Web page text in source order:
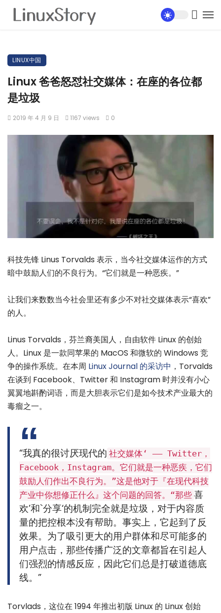
LINUX中国
Linux 爸爸怒怼社交媒体：在座的各位都
是垃圾
2019 年 4 月 9 日 1167 views 0
科技先锋 Linus Torvalds 表示，当今社交媒体运作的方式
暗中鼓励人们的不良行为。“它们就是一种恶疾。”
让我们来数数当今社会里还有多少不对社交媒体表示“喜欢”
的人。
Linus Torvalds，芬兰裔美国人，自由软件 Linux 的创始
人。Linux 是一款同苹果的 MacOS 和微软的 Windows 竞
争的操作系统。在本周 Linux Journal 的采访中 ，Torvalds
在谈到 Facebook、Twitter 和 Instagram 时并没有小心
翼翼地斟酌词语，而是大胆表示它们是如今技术产业最大的
毒瘤之一。
“我真的很讨厌现代的 社交媒体‘ —— Twitter，
Facebook，Instagram。它们就是一种恶疾，它们
鼓励人们作出不良行为。”这是他对于『在现代科技
产业中你想修正什么』这个问题的回答。“那些 喜
欢’和`分享‘的机制完全就是垃圾，对于内容质
量的把控根本没有帮助。事实上，它起到了反
效果。为了吸引更大的用户群体和尽可能多的
用户点击，那些传播广泛的文章都旨在引起人
们强烈的情感反应，因此它们总是打破道德底
线。”
Torvlads，这位在 1994 年推出初版 Linux 的 Linux 创始